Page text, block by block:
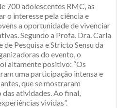
700 adolescentes RMC, as
o interesse pela ciência e
a oportunidade de vivenciar
Segundo a Profa. Dra. Carla
Pesquisa e Stricto Sensu da
do evento, o
altamente positivo: “Os
uma participação intensa e
que se mostraram
atividades. Ao final,
vividas”.